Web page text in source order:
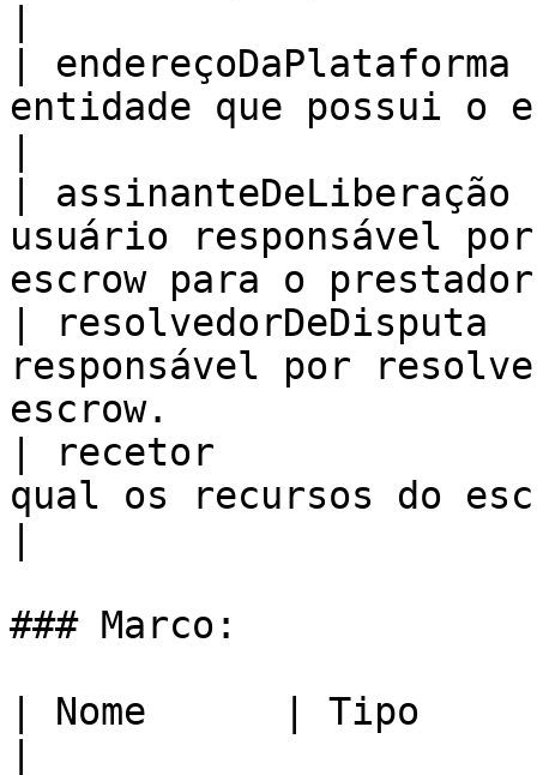
|
entidade que possui o
|
usuário responsável
escrow para o
|
responsável por
escrow.
| recetor              |
qual os recursos do
### Marco:
| Nome      | Tipo